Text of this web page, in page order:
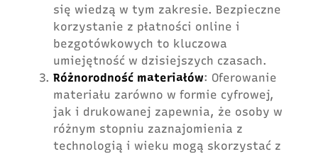
się wiedzą w tym zakresie. Bezpieczne
korzystanie z płatności online i
bezgotówkowych to kluczowa
umiejętność w dzisiejszych czasach.
Różnorodność materiałów: Oferowanie
materiału zarówno w formie cyfrowej,
jak i drukowanej zapewnia, że osoby w
różnym stopniu zaznajomienia z
technologią i wieku mogą skorzystać z